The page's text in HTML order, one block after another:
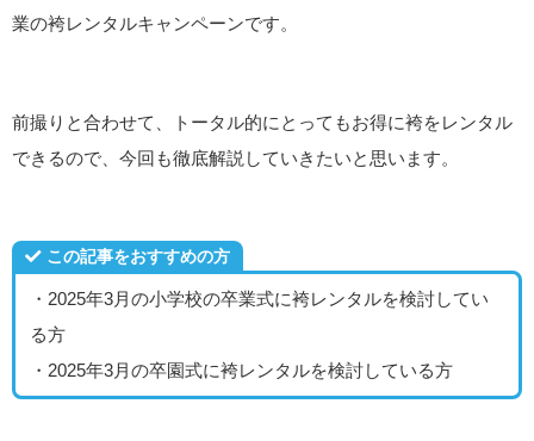
業の袴レンタルキャンペーンです。
前撮りと合わせて、トータル的にとってもお得に袴をレンタル
できるので、今回も徹底解説していきたいと思います。
この記事をおすすめの方
・2025年3月の小学校の卒業式に袴レンタルを検討してい
る方
・2025年3月の卒園式に袴レンタルを検討している方